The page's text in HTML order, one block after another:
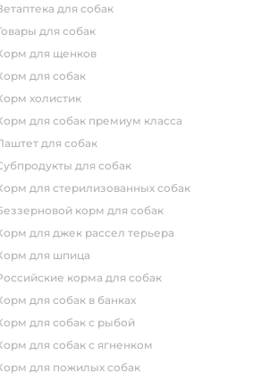
ветаптека для собак
товары для собак
корм для щенков
корм для собак
корм холистик
корм для собак премиум класса
паштет для собак
субпродукты для собак
корм для стерилизованных собак
беззерновой корм для собак
корм для джек рассел терьера
корм для шпица
российские корма для собак
корм для собак в банках
корм для собак с рыбой
корм для собак с ягненком
корм для пожилых собак